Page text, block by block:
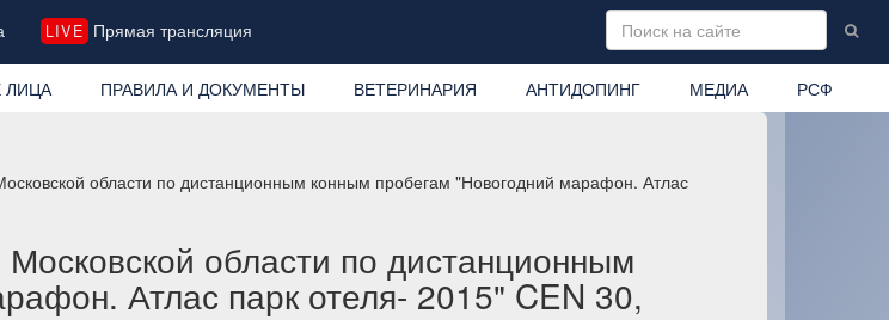
LIVE Прямая трансляция
ЛИЦА ПРАВИЛА И ДОКУМЕНТЫ ВЕТЕРИНАРИЯ АНТИДОПИНГ МЕДИА РСФ
области по дистанционным конным пробегам "Новогодний марафон. Атлас
области по дистанционным
Атлас парк отеля- 2015" CEN 30,